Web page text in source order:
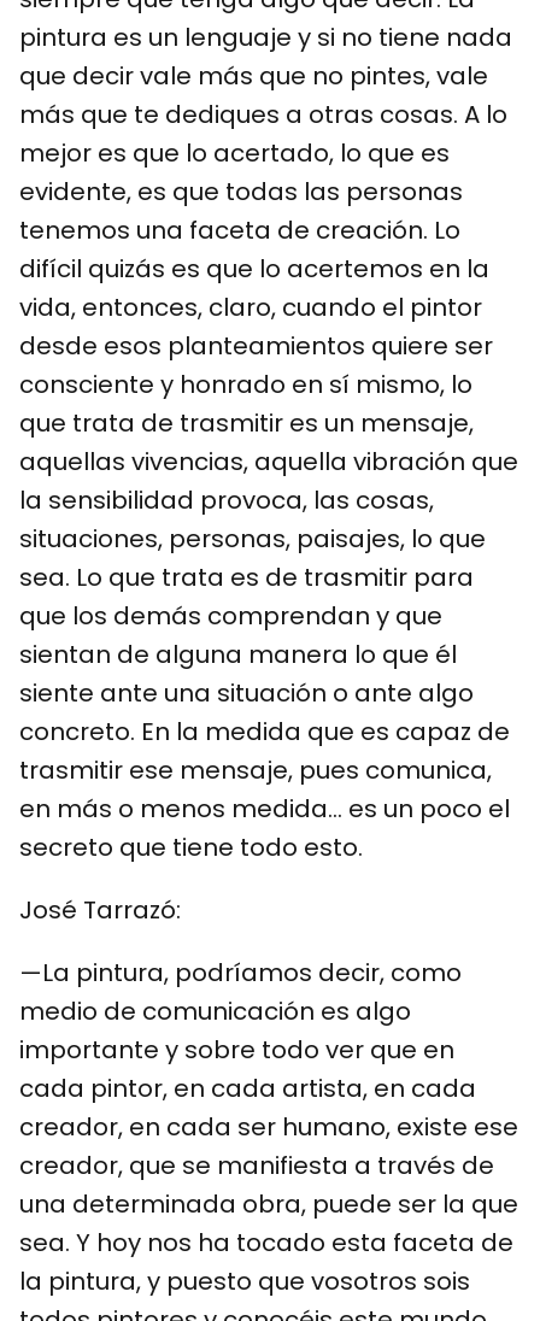
pintura es un lenguaje y si no tiene nada
que decir vale más que no pintes, vale
más que te dediques a otras cosas. A lo
mejor es que lo acertado, lo que es
evidente, es que todas las personas
tenemos una faceta de creación. Lo
difícil quizás es que lo acertemos en la
vida, entonces, claro, cuando el pintor
desde esos planteamientos quiere ser
consciente y honrado en sí mismo, lo
que trata de trasmitir es un mensaje,
aquellas vivencias, aquella vibración que
la sensibilidad provoca, las cosas,
situaciones, personas, paisajes, lo que
sea. Lo que trata es de trasmitir para
que los demás comprendan y que
sientan de alguna manera lo que él
siente ante una situación o ante algo
concreto. En la medida que es capaz de
trasmitir ese mensaje, pues comunica,
en más o menos medida… es un poco el
secreto que tiene todo esto.
José Tarrazó:
—La pintura, podríamos decir, como
medio de comunicación es algo
importante y sobre todo ver que en
cada pintor, en cada artista, en cada
creador, en cada ser humano, existe ese
creador, que se manifiesta a través de
una determinada obra, puede ser la que
sea. Y hoy nos ha tocado esta faceta de
la pintura, y puesto que vosotros sois